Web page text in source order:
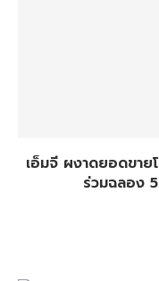
เอ็มจี ผงาดยอดขา
ร่วมฉลอง